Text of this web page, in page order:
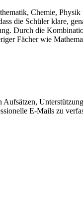
Chemie,
die Schüler klare,
Durch die
Fächer wie
E-Mails zu